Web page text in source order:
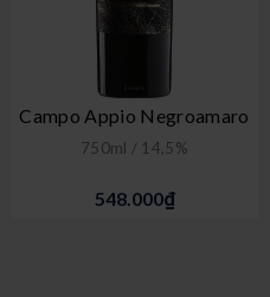
Campo Appio Negroamaro
750ml / 14,5%
548.000₫